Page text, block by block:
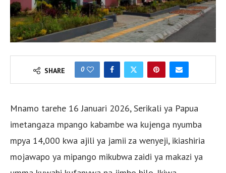
SHARE 0
Mnamo tarehe 16 Januari 2026, Serikali ya Papua
imetangaza mpango kabambe wa kujenga nyumba
mpya 14,000 kwa ajili ya jamii za wenyeji, ikiashiria
mojawapo ya mipango mikubwa zaidi ya makazi ya